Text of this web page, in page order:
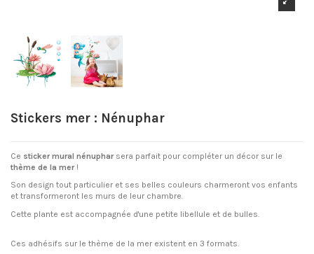
Stickers mer : Nénuphar
Ce sticker mural nénupharsera parfait pour compléter un décor sur le
thème de la mer!
Son design tout particulier et ses belles couleurs charmeront vos enfants
et transformeront les murs de leur chambre.
Cette plante est accompagnée d'une petite libellule et de bulles.
Ces adhésifs sur le thème de la mer existent en 3 formats.